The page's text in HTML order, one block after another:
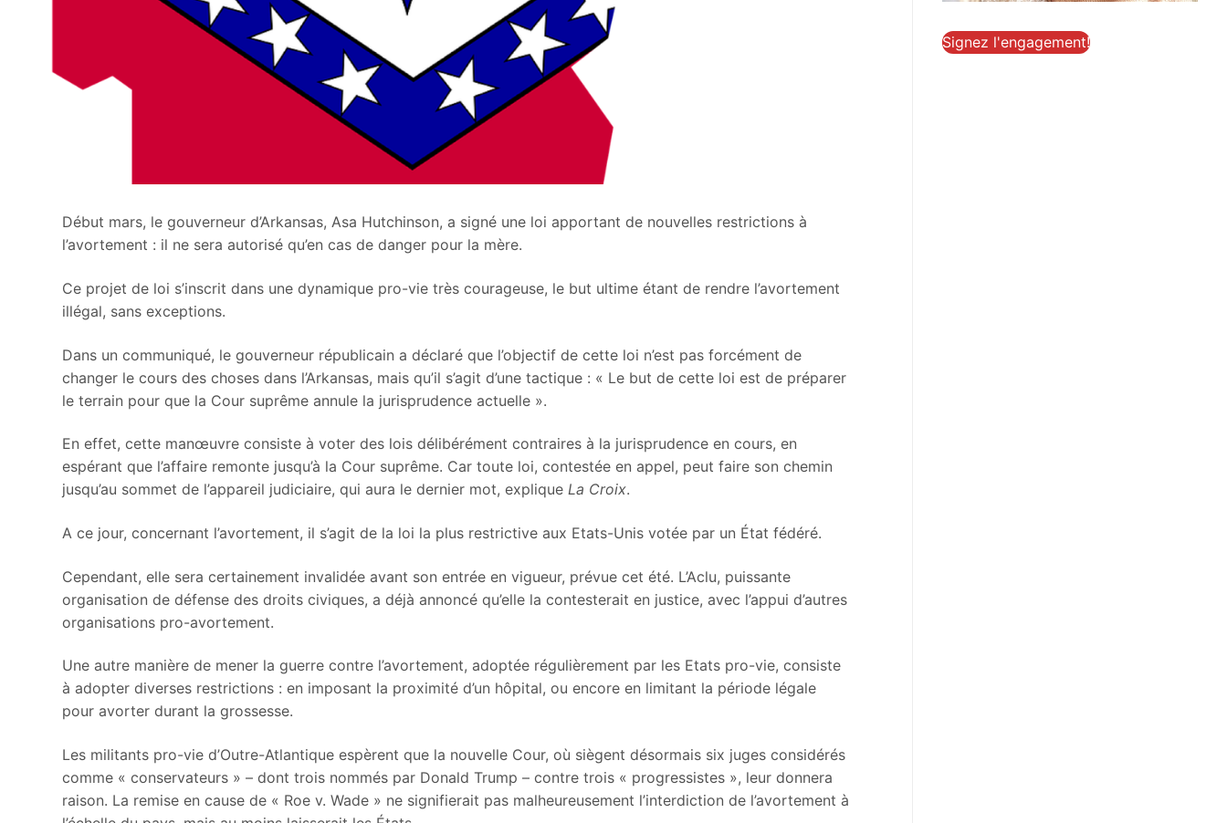
Début mars, le gouverneur d’Arkansas, Asa Hutchinson, a signé une loi apportant de nouvelles restrictions à
l’avortement : il ne sera autorisé qu’en cas de danger pour la mère.
Ce projet de loi s’inscrit dans une dynamique pro-vie très courageuse, le but ultime étant de rendre l’avortement
illégal, sans exceptions.
Dans un communiqué, le gouverneur républicain a déclaré que l’objectif de cette loi n’est pas forcément de
changer le cours des choses dans l’Arkansas, mais qu’il s’agit d’une tactique : « Le but de cette loi est de préparer
le terrain pour que la Cour suprême annule la jurisprudence actuelle ».
En effet, cette manœuvre consiste à voter des lois délibérément contraires à la jurisprudence en cours, en
espérant que l’affaire remonte jusqu’à la Cour suprême. Car toute loi, contestée en appel, peut faire son chemin
jusqu’au sommet de l’appareil judiciaire, qui aura le dernier mot, explique La Croix.
A ce jour, concernant l’avortement, il s’agit de la loi la plus restrictive aux Etats-Unis votée par un État fédéré.
Cependant, elle sera certainement invalidée avant son entrée en vigueur, prévue cet été. L’Aclu, puissante
organisation de défense des droits civiques, a déjà annoncé qu’elle la contesterait en justice, avec l’appui d’autres
organisations pro-avortement.
Une autre manière de mener la guerre contre l’avortement, adoptée régulièrement par les Etats pro-vie, consiste
à adopter diverses restrictions : en imposant la proximité d’un hôpital, ou encore en limitant la période légale
pour avorter durant la grossesse.
Les militants pro-vie d’Outre-Atlantique espèrent que la nouvelle Cour, où siègent désormais six juges considérés
comme « conservateurs » – dont trois nommés par Donald Trump – contre trois « progressistes », leur donnera
raison. La remise en cause de « Roe v. Wade » ne signifierait pas malheureusement l’interdiction de l’avortement à
Signez l'engagement!